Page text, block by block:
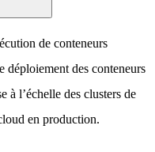
de conteneurs
déploiement des conteneurs
à l’échelle des clusters de
en production.